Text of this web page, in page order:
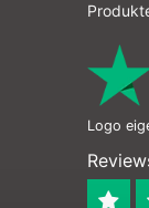
Logo